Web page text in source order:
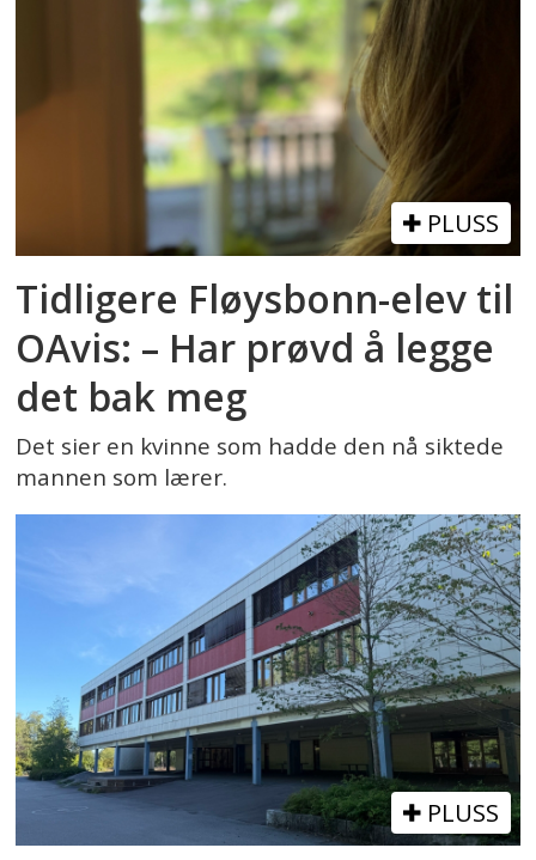
PLUSS
Tidligere Fløysbonn-elev til
OAvis: – Har prøvd å legge
det bak meg
Det sier en kvinne som hadde den nå siktede
mannen som lærer.
PLUSS